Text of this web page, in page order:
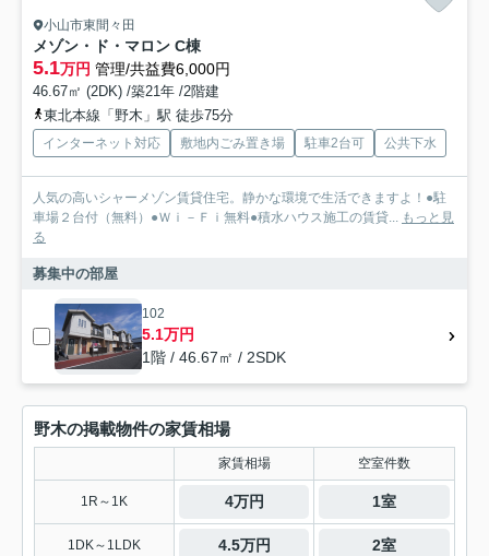
小山市東間々田
メゾン・ド・マロン C棟
5.1万円 管理/共益費6,000円
46.67㎡ (2DK) /築21年 /2階建
東北本線「野木」駅 徒歩75分
インターネット対応 敷地内ごみ置き場 駐車2台可 公共下水
人気の高いシャーメゾン賃貸住宅。静かな環境で生活できますよ！●駐
車場２台付（無料）●Ｗｉ－Ｆｉ無料●積水ハウス施工の賃貸... もっと見
る
募集中の部屋
102
5.1万円
1階 / 46.67㎡ / 2SDK
野木の掲載物件の家賃相場
家賃相場 空室件数
1R～1K 4万円 1室
1DK～1LDK 4.5万円 2室